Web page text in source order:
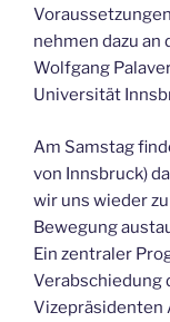
nehmen dazu
Wolfgang
Universität
Am Samstag
von Innsbruck)
wir uns wieder
Bewegung
Ein zentraler
Verabschiedung
Vizepräsidenten